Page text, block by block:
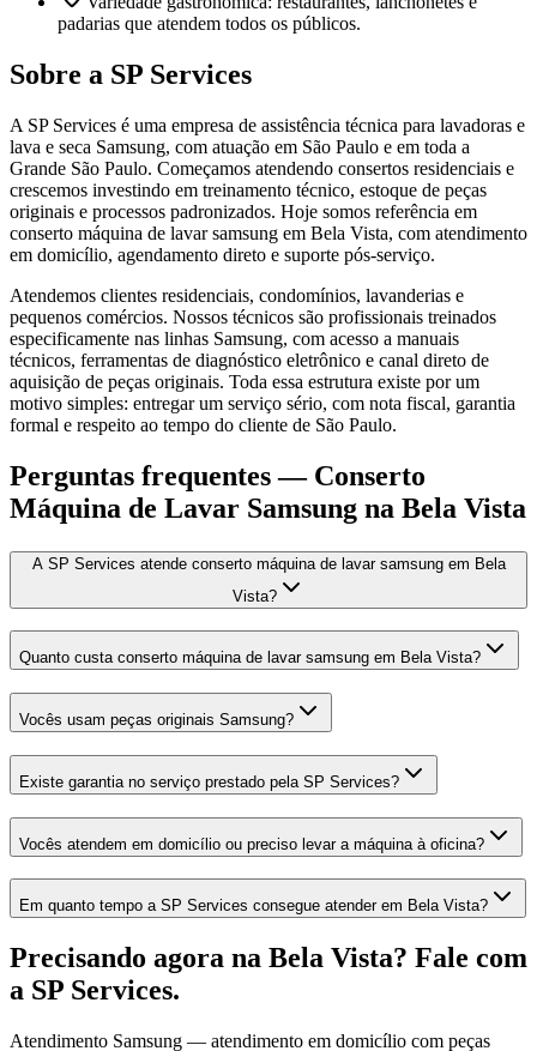
padarias que atendem todos os públicos.
Sobre a SP Services
A SP Services é uma empresa de assistência técnica para lavadoras e
lava e seca Samsung, com atuação em São Paulo e em toda a
Grande São Paulo. Começamos atendendo consertos residenciais e
crescemos investindo em treinamento técnico, estoque de peças
originais e processos padronizados. Hoje somos referência em
conserto máquina de lavar samsung em Bela Vista, com atendimento
em domicílio, agendamento direto e suporte pós-serviço.
Atendemos clientes residenciais, condomínios, lavanderias e
pequenos comércios. Nossos técnicos são profissionais treinados
especificamente nas linhas Samsung, com acesso a manuais
técnicos, ferramentas de diagnóstico eletrônico e canal direto de
aquisição de peças originais. Toda essa estrutura existe por um
motivo simples: entregar um serviço sério, com nota fiscal, garantia
formal e respeito ao tempo do cliente de São Paulo.
Perguntas frequentes — Conserto
Máquina de Lavar Samsung na Bela Vista
A SP Services atende conserto máquina de lavar samsung em Bela
Vista?
Quanto custa conserto máquina de lavar samsung em Bela Vista?
Vocês usam peças originais Samsung?
Existe garantia no serviço prestado pela SP Services?
Vocês atendem em domicílio ou preciso levar a máquina à oficina?
Em quanto tempo a SP Services consegue atender em Bela Vista?
Precisando agora na Bela Vista? Fale com
a SP Services.
Atendimento Samsung — atendimento em domicílio com peças